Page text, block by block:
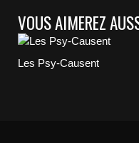
VOUS AIMEREZ
Les Psy-Causent